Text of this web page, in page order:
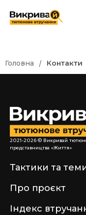
Головна / Контакти
2021-2026 © Викривай
представництва «Життя»
Тактики та
Про проєкт
Індекс